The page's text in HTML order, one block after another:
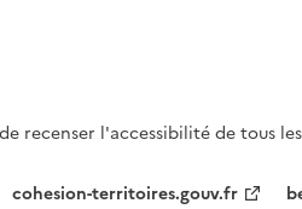
recenser l'accessibilité de tous
cohesion-territoires.gouv.fr